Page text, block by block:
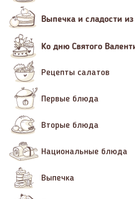
Выпечка и сладости
Ко дню Святого
Рецепты салатов
Первые блюда
Вторые блюда
Национальные блюда
Выпечка